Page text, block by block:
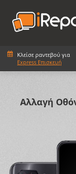
Κλείσε ραντεβού για
Express Επισκευή
Αλλαγή